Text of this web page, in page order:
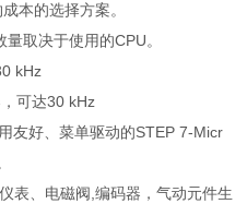
本的选择方案。
取决于使用的CPU。
kHz
可达30 kHz
友好、菜单驱动的STEP 7-Micr
表、电磁阀,编码器，气动元件生